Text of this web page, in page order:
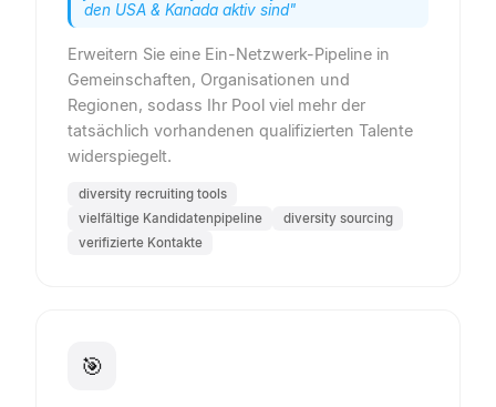
den USA & Kanada aktiv sind"
Erweitern Sie eine Ein-Netzwerk-Pipeline in
Gemeinschaften, Organisationen und
Regionen, sodass Ihr Pool viel mehr der
tatsächlich vorhandenen qualifizierten Talente
widerspiegelt.
diversity recruiting tools
vielfältige Kandidatenpipeline
diversity sourcing
verifizierte Kontakte
🎯